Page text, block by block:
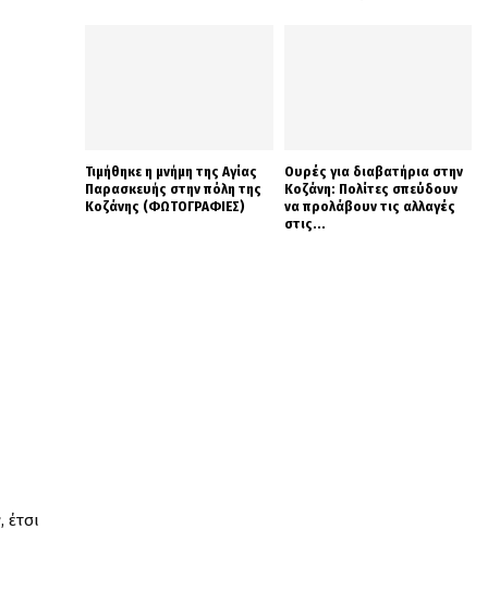
, έτσι
Τιμήθηκε η μνήμη της Αγίας
Παρασκευής στην πόλη της
Κοζάνης (ΦΩΤΟΓΡΑΦΙΕΣ)
Ουρές για διαβατήρια στην
Κοζάνη: Πολίτες σπεύδουν
να προλάβουν τις αλλαγές
στις...